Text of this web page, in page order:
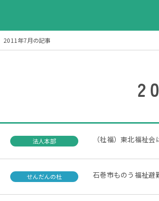
2011年7月の記事
法人本部 （社福）東北福祉
せんだんの杜 石巻市ものう福祉避